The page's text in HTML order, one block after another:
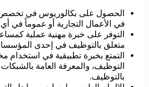
الحصول على بكالوريوس في تخصص
في الأعمال التجارية أو عموماً في
التوفر على خبرة مهنية عملية
متعلق بالتوظيف في إحدى
التمتع بخبرة تطبيقية في استخدام
التوظيف، والمعرفة العامة بالشبكات
بالتوظيف.